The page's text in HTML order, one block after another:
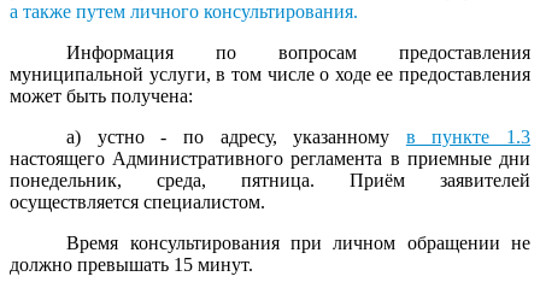
а также путем личного консультирования.
Информация по вопросам предоставления
муниципальной услуги, в том числе о ходе ее предоставления
может быть получена:
а) устно - по адресу, указанному в пункте 1.3
настоящего Административного регламента в приемные дни
понедельник, среда, пятница. Приём заявителей
осуществляется специалистом.
Время консультирования при личном обращении не
должно превышать 15 минут.